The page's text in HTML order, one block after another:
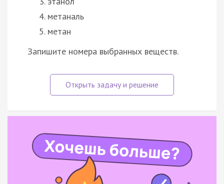
метаналь
метан
Запишите номера выбранных веществ.